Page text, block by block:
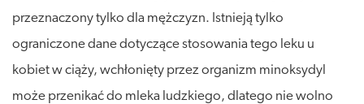
przeznaczony tylko dla mężczyzn. Istnieją tylko
ograniczone dane dotyczące stosowania tego leku u
kobiet w ciąży, wchłonięty przez organizm minoksydyl
może przenikać do mleka ludzkiego, dlatego nie wolno